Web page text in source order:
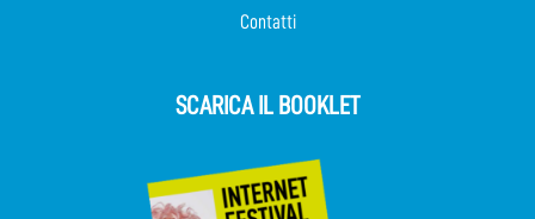
Contatti
SCARICA IL BOOKLET